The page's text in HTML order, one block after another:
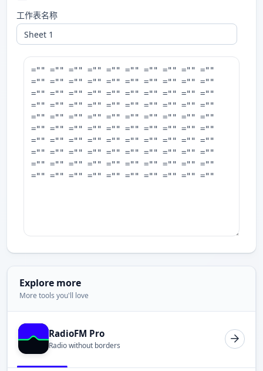
工作表名称
Explore more
More tools you'll love
RadioFM Pro
Radio without borders